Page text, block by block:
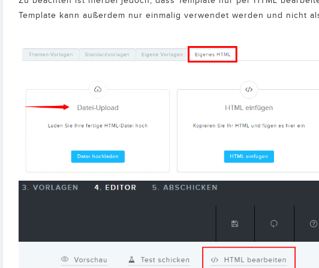
Template kann außerdem nur einmalig verwendet werden und nicht